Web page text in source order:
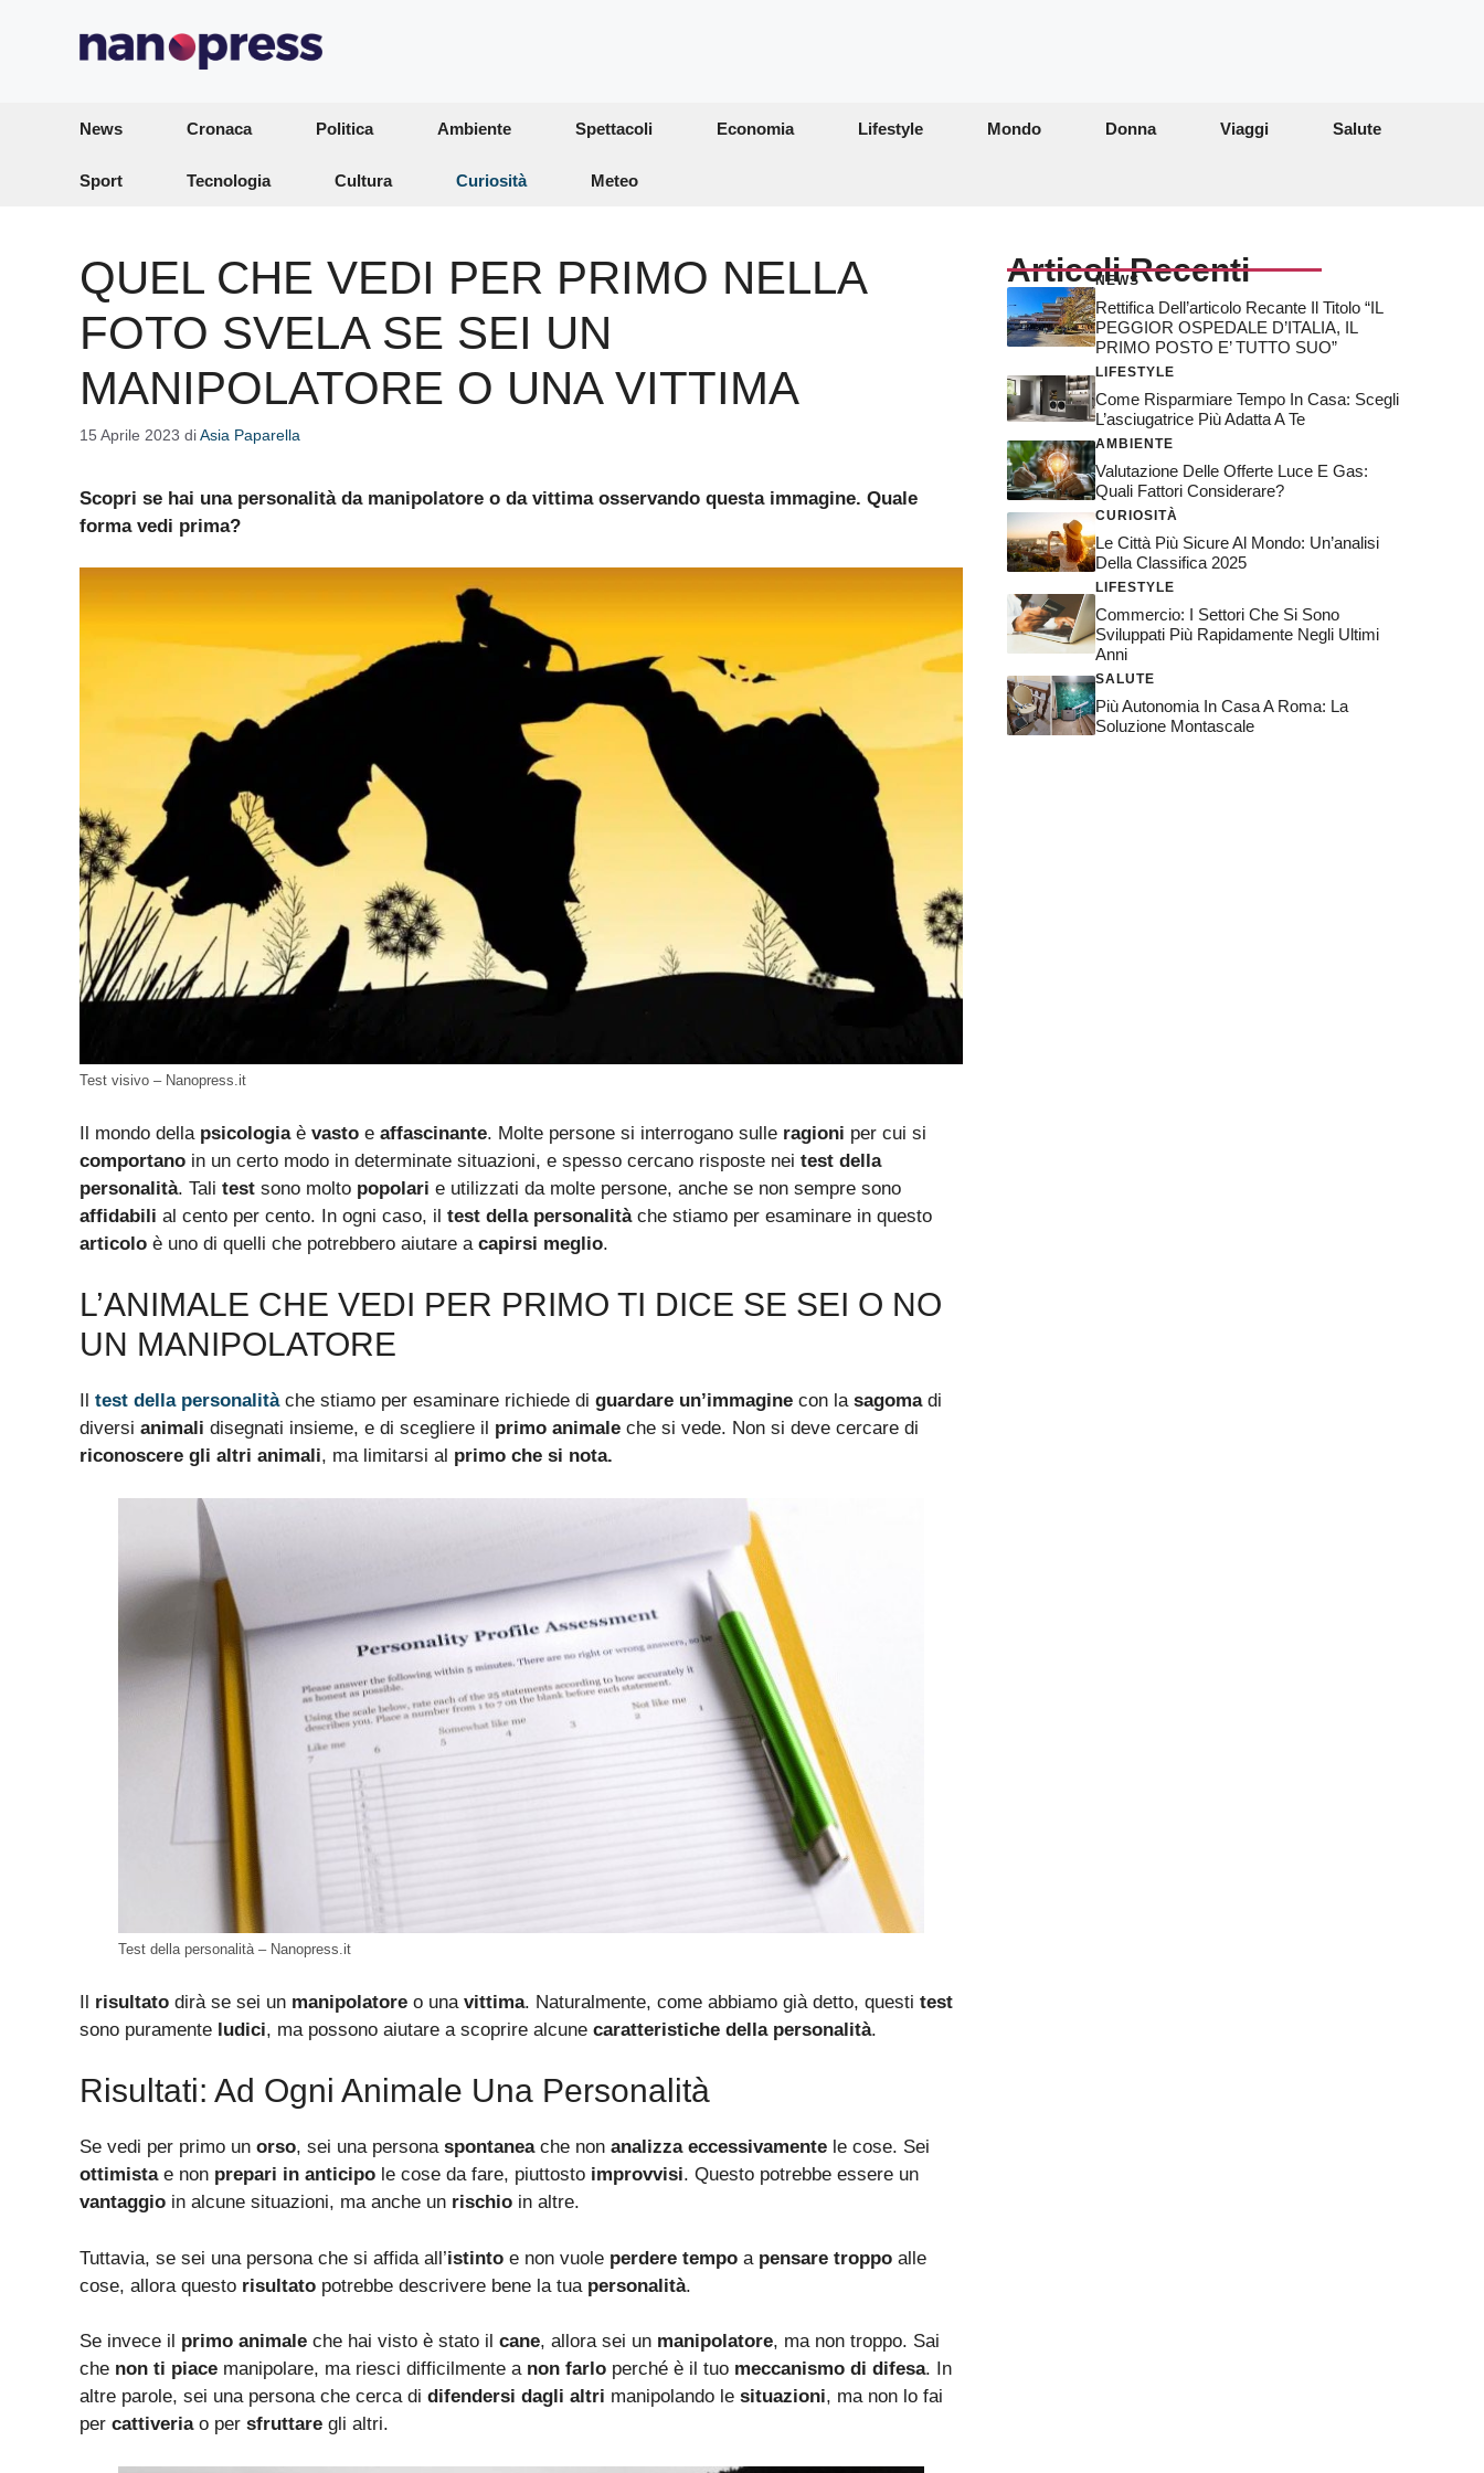
News Cronaca Politica Ambiente Spettacoli Economia Lifestyle Mondo Donna Viaggi Salute
Sport Tecnologia Cultura Curiosità Meteo
QUEL CHE VEDI PER PRIMO NELLA
FOTO SVELA SE SEI UN
MANIPOLATORE O UNA VITTIMA
15 Aprile 2023 diAsia Paparella
Scopri se hai una personalità da manipolatore o da vittima osservando questa immagine. Quale
forma vedi prima?
Test visivo – Nanopress.it
Il mondo della psicologiaè vasto e affascinante. Molte persone si interrogano sulle ragioni per cui si
comportano in un certo modo in determinate situazioni, e spesso cercano risposte nei test della
personalità. Tali test sono molto popolari e utilizzati da molte persone, anche se non sempre sono
affidabili al cento per cento. In ogni caso, il test della personalitàche stiamo per esaminare in questo
articolo è uno di quelli che potrebbero aiutare a capirsi meglio.
L’ANIMALE CHE VEDI PER PRIMO TI DICE SE SEI O NO
UN MANIPOLATORE
test della personalitàche stiamo per esaminare richiede di guardare un’immagine con la sagomadi
diversi animali disegnati insieme, e di scegliere il primo animale che si vede. Non si deve cercare di
riconoscere gli altri animali, ma limitarsi al primo che si nota.
Test della personalità – Nanopress.it
Il risultato dirà se sei un manipolatore o una vittima. Naturalmente, come abbiamo già detto, questi test
sono puramente ludici, ma possono aiutare a scoprire alcune caratteristiche della personalità.
Risultati: Ad Ogni Animale Una Personalità
Se vedi per primo un orso, sei una persona spontaneache non analizza eccessivamente le cose. Sei
ottimistae non prepari in anticipo le cose da fare, piuttosto improvvisi. Questo potrebbe essere un
vantaggio in alcune situazioni, ma anche un rischio in altre.
Tuttavia, se sei una persona che si affida all’istinto e non vuole perdere tempo a pensare troppo alle
cose, allora questo risultato potrebbe descrivere bene la tua personalità.
Se invece il primo animale che hai visto è stato il cane, allora sei un manipolatore, ma non troppo. Sai
che non ti piace manipolare, ma riesci difficilmente anon farlo perché è il tuo meccanismo di difesa. In
altre parole, sei una persona che cerca di difendersi dagli altri manipolando le situazioni, ma non lo fai
per cattiveriao per sfruttare gli altri.
Articoli Recenti
NEWS
Rettifica Dell’articolo Recante Il Titolo “IL
PEGGIOR OSPEDALE D’ITALIA, IL
PRIMO POSTO E’ TUTTO SUO”
LIFESTYLE
Come Risparmiare Tempo In Casa: Scegli
L’asciugatrice Più Adatta A Te
AMBIENTE
Valutazione Delle Offerte Luce E Gas:
Quali Fattori Considerare?
CURIOSITÀ
Le Città Più Sicure Al Mondo: Un’analisi
Della Classifica 2025
LIFESTYLE
Commercio: I Settori Che Si Sono
Sviluppati Più Rapidamente Negli Ultimi
Anni
SALUTE
Più Autonomia In Casa A Roma: La
Soluzione Montascale